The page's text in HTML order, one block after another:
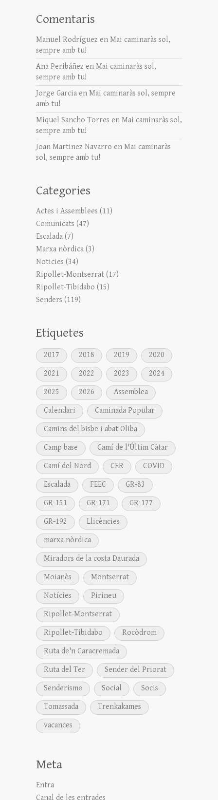
Comentaris
Manuel Rodríguez en Mai caminaràs sol,
sempre amb tu!
Ana Peribáñez en Mai caminaràs sol,
sempre amb tu!
Jorge Garcia en Mai caminaràs sol, sempre
amb tu!
Miquel Sancho Torres en Mai caminaràs sol,
sempre amb tu!
Joan Martinez Navarro en Mai caminaràs
sol, sempre amb tu!
Categories
Actes i Assemblees (11)
Comunicats (47)
Escalada (7)
Marxa nòrdica (3)
Noticies (34)
Ripollet-Montserrat (17)
Ripollet-Tibidabo (15)
Senders (119)
Etiquetes
2017 2018 2019
2020
2021
2022 2023
2024
2025
2026
Assemblea
Calendari
Caminada Popular
Camins del bisbe i abat Oliba
Camp base
Camí de l'Últim Càtar
Camí del Nord
CER
COVID
Escalada
FEEC
GR-83
GR-151
GR-171
GR-177
GR-192
Llicències
marxa nòrdica
Miradors de la costa Daurada
Moianès
Montserrat
Notícies
Pirineu
Ripollet-Montserrat
Ripollet-Tibidabo
Rocòdrom
Ruta de'n Caracremada
Ruta del Ter
Sender del Priorat
Senderisme
Social
Socis
Tomassada
Trenkakames
vacances
Meta
Entra
Canal de les entrades